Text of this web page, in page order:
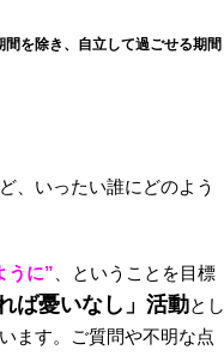
を除き、自立して過ごせる期間
、いったい誰にどのよう
うに” 、ということを目標
ば憂いなし」活動とし
ます。ご質問や不明な点